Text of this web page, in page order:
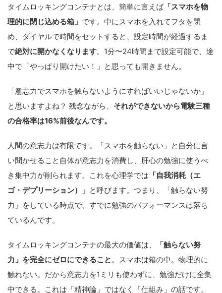
タイムロッキングコンテナとは、簡単に言えば「スマホを物
理的に閉じ込める箱」 です。中にスマホを入れてフタを閉
め、ダイヤルで時間をセットすると、設定時間が経過するま
で絶対に開かなくなります。1分〜24時間まで設定可能で、途
中で「やっぱり開けたい！」と思っても開きません。
「意志力でスマホを触らないようにすればいいじゃないか」
と思いますよね？ 残念ながら、 それができないから電験三種
の合格率は16%前後なんです。
人間の意志力は有限です。「スマホを触らない」と自分に言
い聞かせること自体が意志力を消費し、肝心の勉強に使うべ
き集中力が削られます。これを心理学では 「自我消耗（エ
ゴ・デプリーション）」 と呼びます。つまり、「触らない努
力」をしている時点で、すでに勉強のパフォーマンスは落ち
ているんです。
タイムロッキングコンテナの最大の価値は、
「触らない努
力」を完全にゼロにできること。スマホは箱の中。物理的に
触れない。だから意志力を1ミリも使わずに、勉強だけに全集
中できる。これは「精神論」ではなく「仕組み」の話です。